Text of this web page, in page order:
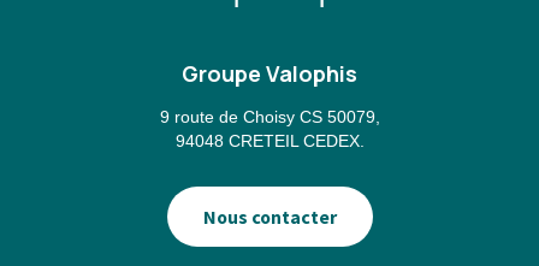
Groupe Valophis
9 route de Choisy CS 50079,
94048 CRETEIL CEDEX.
Nous contacter